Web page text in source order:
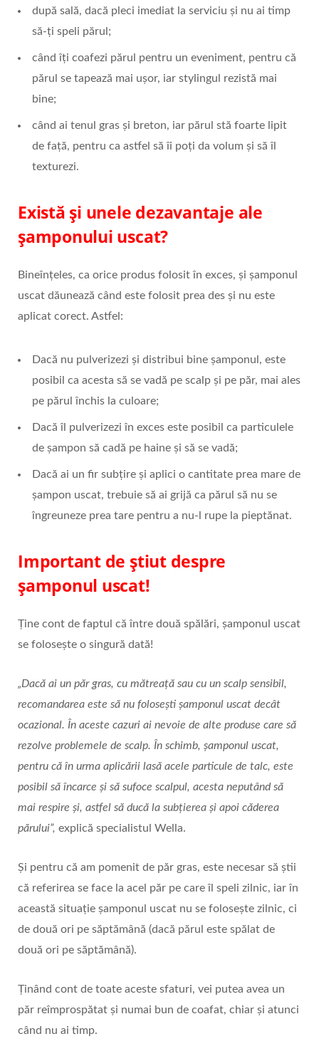
după sală, dacă pleci imediat la serviciu și nu ai timp
să-ți speli părul;
când îți coafezi părul pentru un eveniment, pentru că
părul se tapează mai ușor, iar stylingul rezistă mai
bine;
când ai tenul gras și breton, iar părul stă foarte lipit
de față, pentru ca astfel să îi poți da volum și să îl
texturezi.
Există și unele dezavantaje ale
șamponului uscat?
Bineînțeles, ca orice produs folosit în exces, și șamponul
uscat dăunează când este folosit prea des și nu este
aplicat corect. Astfel:
Dacă nu pulverizezi și distribui bine șamponul, este
posibil ca acesta să se vadă pe scalp și pe păr, mai ales
pe părul închis la culoare;
Dacă îl pulverizezi în exces este posibil ca particulele
de șampon să cadă pe haine și să se vadă;
Dacă ai un fir subțire și aplici o cantitate prea mare de
șampon uscat, trebuie să ai grijă ca părul să nu se
îngreuneze prea tare pentru a nu-l rupe la pieptănat.
Important de știut despre
șamponul uscat!
Ține cont de faptul că între două spălări, șamponul uscat
se folosește o singură dată!
„Dacă ai un păr gras, cu mătreață sau cu un scalp sensibil,
recomandarea este să nu folosești șamponul uscat decât
ocazional. În aceste cazuri ai nevoie de alte produse care să
rezolve problemele de scalp. În schimb, șamponul uscat,
pentru că în urma aplicării lasă acele particule de talc, este
posibil să încarce și să sufoce scalpul, acesta neputând să
mai respire și, astfel să ducă la subțierea și apoi căderea
părului”, explică specialistul Wella.
Și pentru că am pomenit de păr gras, este necesar să știi
că referirea se face la acel păr pe care îl speli zilnic, iar în
această situație șamponul uscat nu se folosește zilnic, ci
de două ori pe săptămână (dacă părul este spălat de
două ori pe săptămână).
Ținând cont de toate aceste sfaturi, vei putea avea un
păr reîmprospătat și numai bun de coafat, chiar și atunci
când nu ai timp.